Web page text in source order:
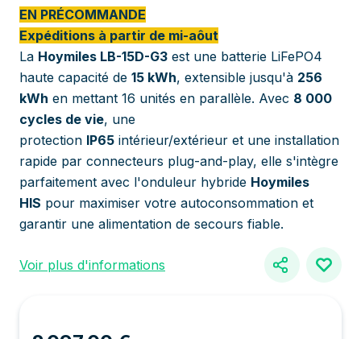
EN PRÉCOMMANDE
Expéditions à partir de mi-aôut
La Hoymiles LB-15D-G3 est une batterie LiFePO4
haute capacité de 15 kWh, extensible jusqu'à 256
kWh en mettant 16 unités en parallèle. Avec 8 000
cycles de vie, une
protection IP65 intérieur/extérieur et une installation
rapide par connecteurs plug-and-play, elle s'intègre
parfaitement avec l'onduleur hybride Hoymiles
HIS pour maximiser votre autoconsommation et
garantir une alimentation de secours fiable.
Voir plus d'informations